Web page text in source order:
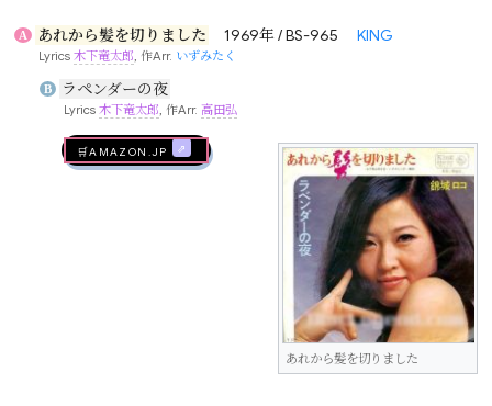
A あれから髪を切りました 1969年 / BS-965 KING
Lyrics木下竜太郎 , 作Arr. いずみたく
B ラペンダーの夜
Lyrics 木下竜太郎, 作Arr. 高田弘
あれから髪を切りました
🛒AMAZON.jp